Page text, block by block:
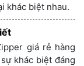
khác biệt nhau.
giá rẻ hàng
khác biệt đáng